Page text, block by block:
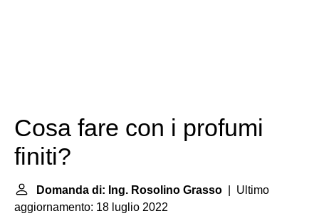
Cosa fare con i profumi
finiti?
Domanda di: Ing. Rosolino Grasso | Ultimo
aggiornamento: 18 luglio 2022